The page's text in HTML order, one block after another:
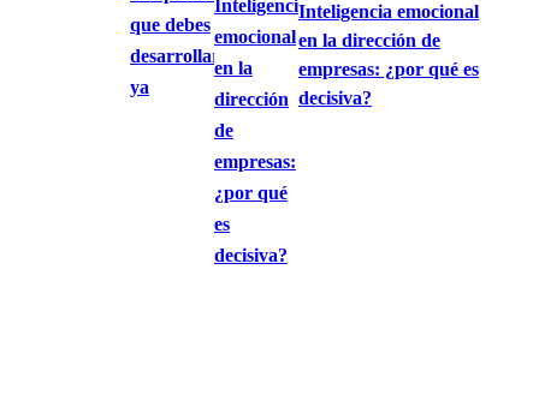
Inteligencia emocional
en la dirección de
empresas: ¿por qué es
decisiva?